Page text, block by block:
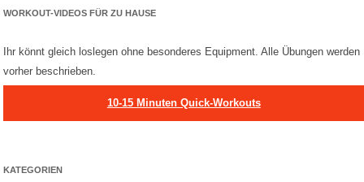
WORKOUT-VIDEOS FÜR ZU HAUSE
Ihr könnt gleich loslegen ohne besonderes Equipment. Alle Übungen werden
vorher beschrieben.
10-15 Minuten Quick-Workouts
KATEGORIEN